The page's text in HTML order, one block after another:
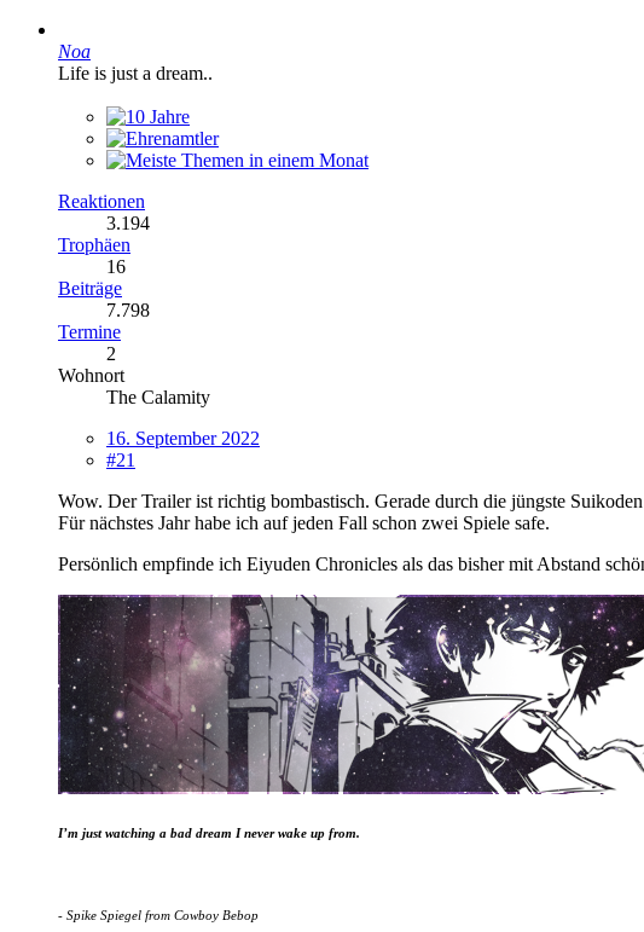
Noa
Life is just a dream..
Reaktionen
3.194
Trophäen
16
Beiträge
7.798
Termine
2
Wohnort
The Calamity
16. September 2022
#21
Wow. Der Trailer ist richtig bombastisch. Gerade durch die jüngste
Für nächstes Jahr habe ich auf jeden Fall schon zwei Spiele safe.
Persönlich empfinde ich Eiyuden Chronicles als das bisher mit Abstand
I’m just watching a bad dream I never wake up from.
- Spike Spiegel from Cowboy Bebop